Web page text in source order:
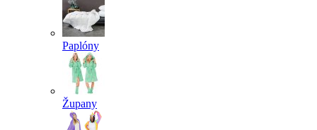
Paplóny
Župany